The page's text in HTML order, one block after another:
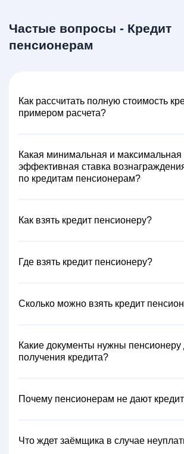
Частые вопросы - Кредит
пенсионерам
Как расcчитать полную стоимость
примером расчета?
Какая минимальная и максимальная
эффективная ставка
по кредитам пенсионерам?
Как взять кредит пенсионеру?
Где взять кредит пенсионеру?
Сколько можно взять кредит
Какие документы нужны пенсионеру
получения кредита?
Почему пенсионерам не дают
Что ждет заёмщика в случае